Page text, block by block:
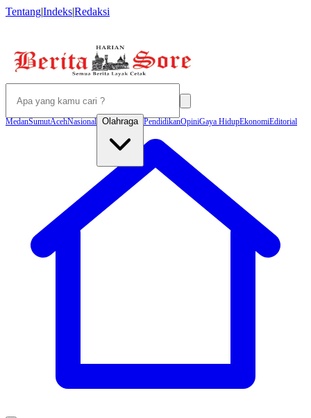
Tentang|Indeks|Redaksi
MedanSumutAcehNasional Olahraga PendidikanOpiniGaya HidupEkonomiEditorial